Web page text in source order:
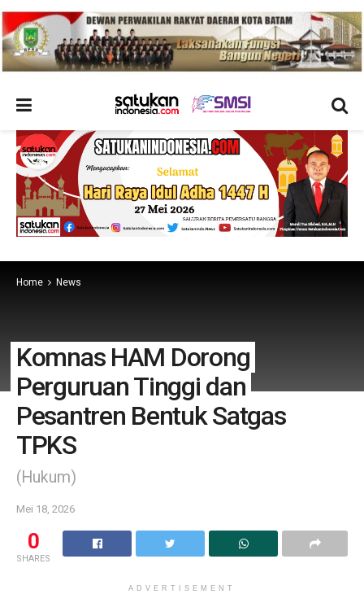
Home News
Komnas HAM Dorong
Perguruan Tinggi dan
Pesantren Bentuk Satgas
TPKS
(Hukum)
Mei 18, 2026
0
SHARES
ADVERTISEMENT